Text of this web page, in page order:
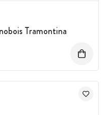
Tramontina